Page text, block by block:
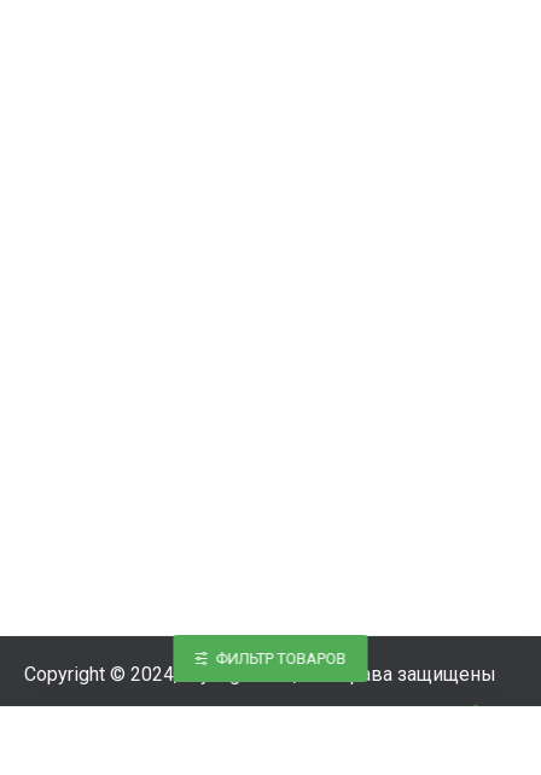
Copyright © 2024, Styling-Parts, Все права защищены
ФИЛЬТР ТОВАРОВ